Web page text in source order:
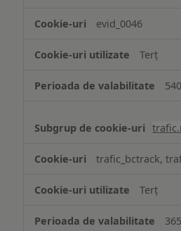
evid_0046
Terț
trafic_bctrack,
Terț